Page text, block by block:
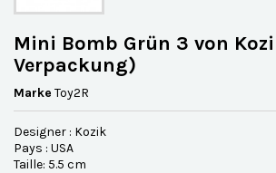
Mini Bomb Grün 3 von
Verpackung)
Marke Toy2R
Designer : Kozik
Pays : USA
Taille: 5.5 cm